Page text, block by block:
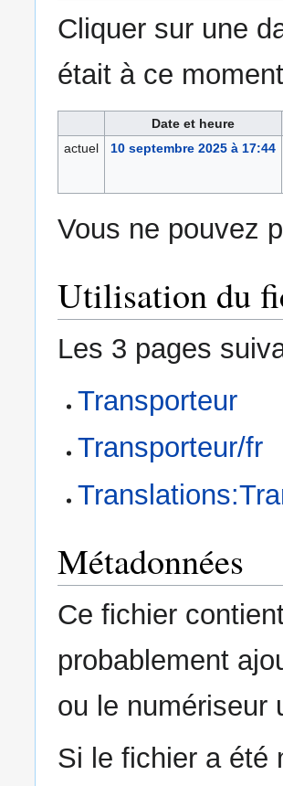
Cliquer sur une
était à ce
Date et heure
actuel
10 septembre 2025 à 17:44
Vous ne pouvez
Utilisation du
Les 3 pages
Transporteur
Transporteur/fr
Métadonnées
Ce fichier
probablement
ou le numériseur
Si le fichier a été